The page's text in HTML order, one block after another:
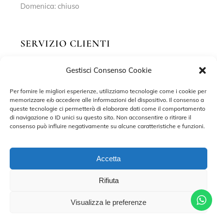
Gestisci Consenso Cookie
Per fornire le migliori esperienze, utilizziamo tecnologie come i cookie per
memorizzare e/o accedere alle informazioni del dispositivo. Il consenso a
queste tecnologie ci permetterà di elaborare dati come il comportamento
di navigazione o ID unici su questo sito. Non acconsentire o ritirare il
consenso può influire negativamente su alcune caratteristiche e funzioni.
Accetta
Rifiuta
Visualizza le preferenze
Domenica: chiuso
SERVIZIO CLIENTI
Richiedi un appuntamento
Contatti
Privacy Policy
Cookie Policy
CONTRADA SANT’ONOFRIO, 58, 66034 LANCIANO (CH) P. IVA
02227590698 – DEVELOPED BY ADRIANO DI MATTEO